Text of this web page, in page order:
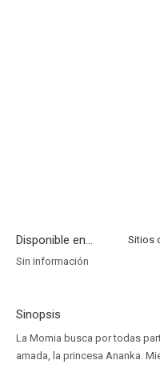
Disponible en...
Sin información
Sinopsis
La Momia busca por todas
amada, la princesa Ananka.